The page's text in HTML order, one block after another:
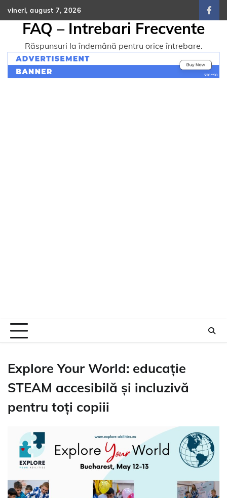
Skip
to
content
vineri, august 7, 2026
FAQ – Intrebari Frecvente
Răspunsuri la îndemână pentru orice întrebare.
Explore Your World: educație
STEAM accesibilă și incluzivă
pentru toți copiii